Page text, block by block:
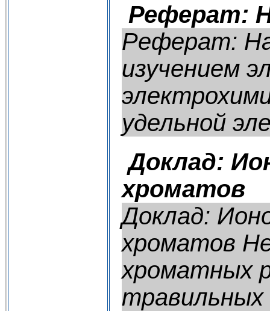
Реферат:
Реферат:
изучением
удельной
Доклад:
хроматов
Доклад:
хроматов
хроматных
травильных